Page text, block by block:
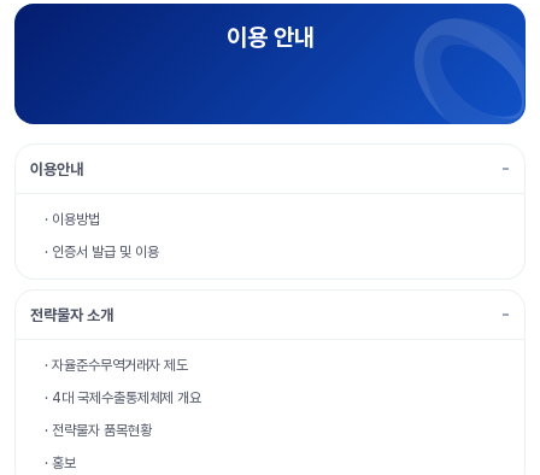
이용 안내
이용안내
· 이용방법
· 인증서 발급 및 이용
전략물자 소개
· 자율준수무역거래자 제도
· 4대 국제수출통제체제 개요
· 전략물자 품목현황
· 홍보